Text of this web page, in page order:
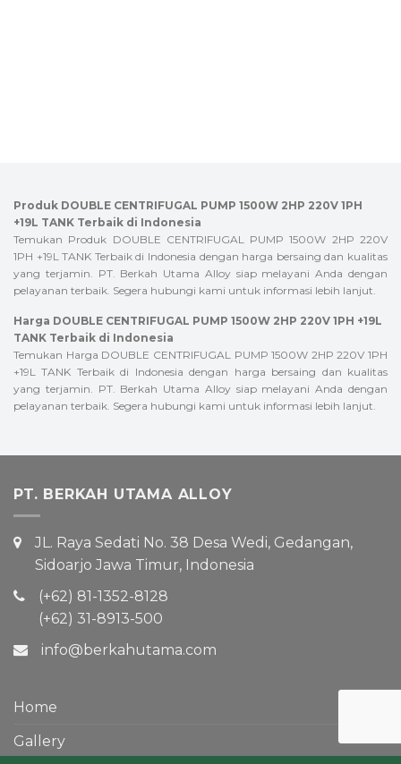
Produk DOUBLE CENTRIFUGAL PUMP 1500W 2HP 220V 1PH
+19L TANK Terbaik di Indonesia
Temukan Produk DOUBLE CENTRIFUGAL PUMP 1500W 2HP 220V
1PH +19L TANK Terbaik di Indonesia dengan harga bersaing dan kualitas
yang terjamin. PT. Berkah Utama Alloy siap melayani Anda dengan
pelayanan terbaik. Segera hubungi kami untuk informasi lebih lanjut.
Harga DOUBLE CENTRIFUGAL PUMP 1500W 2HP 220V 1PH +19L
TANK Terbaik di Indonesia
Temukan Harga DOUBLE CENTRIFUGAL PUMP 1500W 2HP 220V 1PH
+19L TANK Terbaik di Indonesia dengan harga bersaing dan kualitas
yang terjamin. PT. Berkah Utama Alloy siap melayani Anda dengan
pelayanan terbaik. Segera hubungi kami untuk informasi lebih lanjut.
PT. BERKAH UTAMA ALLOY
JL. Raya Sedati No. 38 Desa Wedi, Gedangan,
Sidoarjo Jawa Timur, Indonesia
(+62) 81-1352-8128
(+62) 31-8913-500
info@berkahutama.com
Home
Gallery